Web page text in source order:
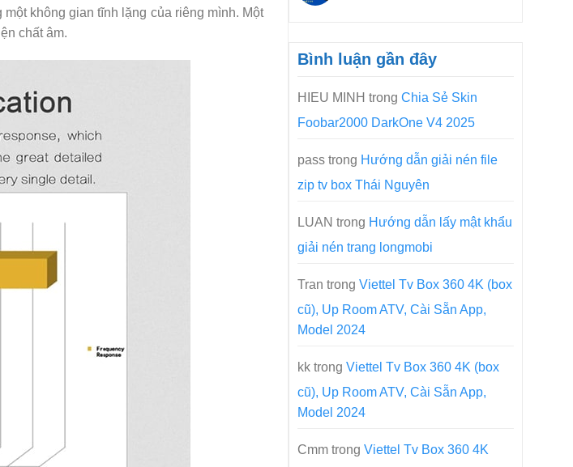
không gian tĩnh lặng của riêng mình. Một
chất âm.
Bình luận gần đây
HIEU MINH trong Chia Sẻ Skin
Foobar2000 DarkOne V4 2025
pass trong Hướng dẫn giải nén file
zip tv box Thái Nguyên
LUAN trong Hướng dẫn lấy mật khẩu
giải nén trang longmobi
Tran trong Viettel Tv Box 360 4K (box
cũ), Up Room ATV, Cài Sẵn App,
Model 2024
kk trong Viettel Tv Box 360 4K (box
cũ), Up Room ATV, Cài Sẵn App,
Model 2024
Cmm trong Viettel Tv Box 360 4K